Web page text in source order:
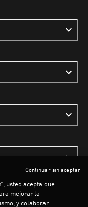
usted acepta que
mejorar la
y colaborar
Continuar sin aceptar